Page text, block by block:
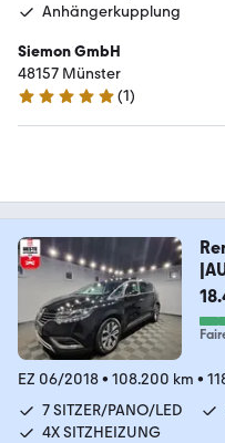
Anhängerkupplung
Siemon GmbH
48157 Münster
5 Sterne
(1)
EZ 06/2018• 108.200 km •
7 SITZER/PANO/LED
4X SITZHEIZUNG